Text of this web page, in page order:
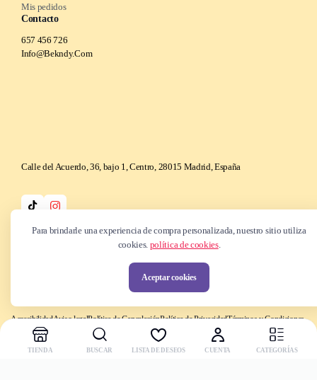
Mis pedidos
Contacto
657 456 726
Info@Bekndy.Com
Calle del Acuerdo, 36, bajo 1, Centro, 28015 Madrid, España
AccesibilidadAviso legalPolítica de CancelaciónPolítica de PrivacidadTérminos y Condiciones
Para brindarle una experiencia de compra personalizada, nuestro sitio utiliza
cookies. política de cookies.
Aceptar cookies
TIENDA BUSCAR LISTA DE DESEOS CUENTA CATEGORÍAS